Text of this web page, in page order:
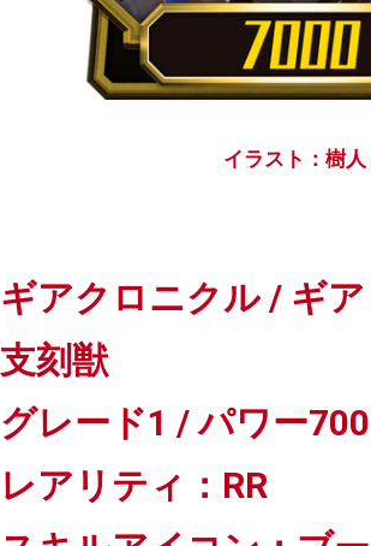
イラスト：樹人
ギアクロニクル / ギ
支刻獣
グレード1 / パワー
レアリティ：RR